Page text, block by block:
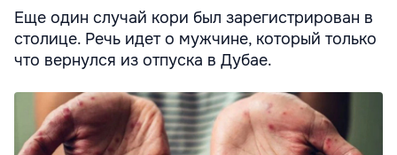
Еще один случай кори был зарегистрирован в
столице. Речь идет о мужчине, который только
что вернулся из отпуска в Дубае.